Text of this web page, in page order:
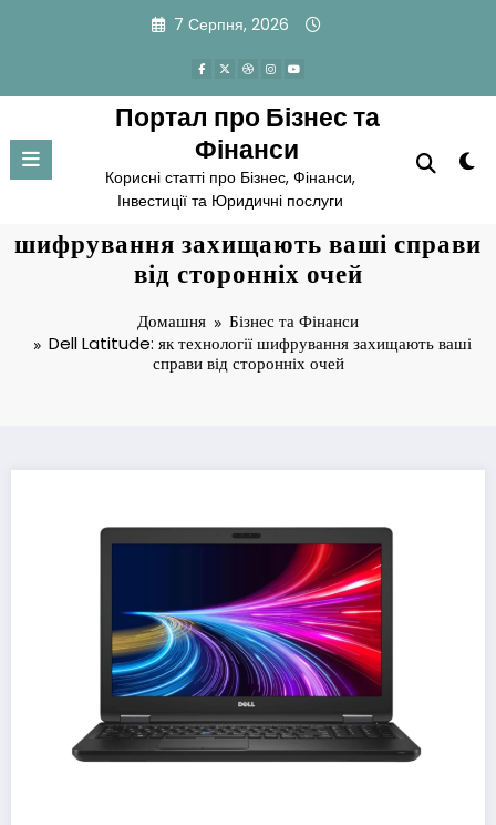
7 Серпня, 2026
Портал про Бізнес та
Фінанси
Корисні статті про Бізнес, Фінанси,
Інвестиції та Юридичні послуги
Dell Latitude: як технології
шифрування захищають ваші справи
від сторонніх очей
Домашня
Бізнес та Фінанси
Dell Latitude: як технології шифрування захищають ваші
справи від сторонніх очей